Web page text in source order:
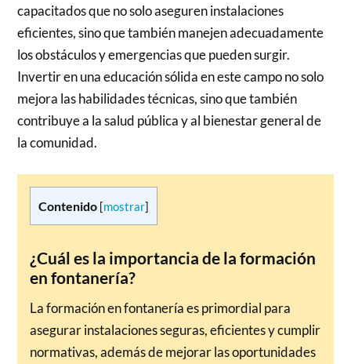
capacitados que no solo aseguren instalaciones
eficientes, sino que también manejen adecuadamente
los obstáculos y emergencias que pueden surgir.
Invertir en una educación sólida en este campo no solo
mejora las habilidades técnicas, sino que también
contribuye a la salud pública y al bienestar general de
la comunidad.
Contenido [mostrar]
¿Cuál es la importancia de la formación
en fontanería?
La formación en fontanería es primordial para
asegurar instalaciones seguras, eficientes y cumplir
normativas, además de mejorar las oportunidades